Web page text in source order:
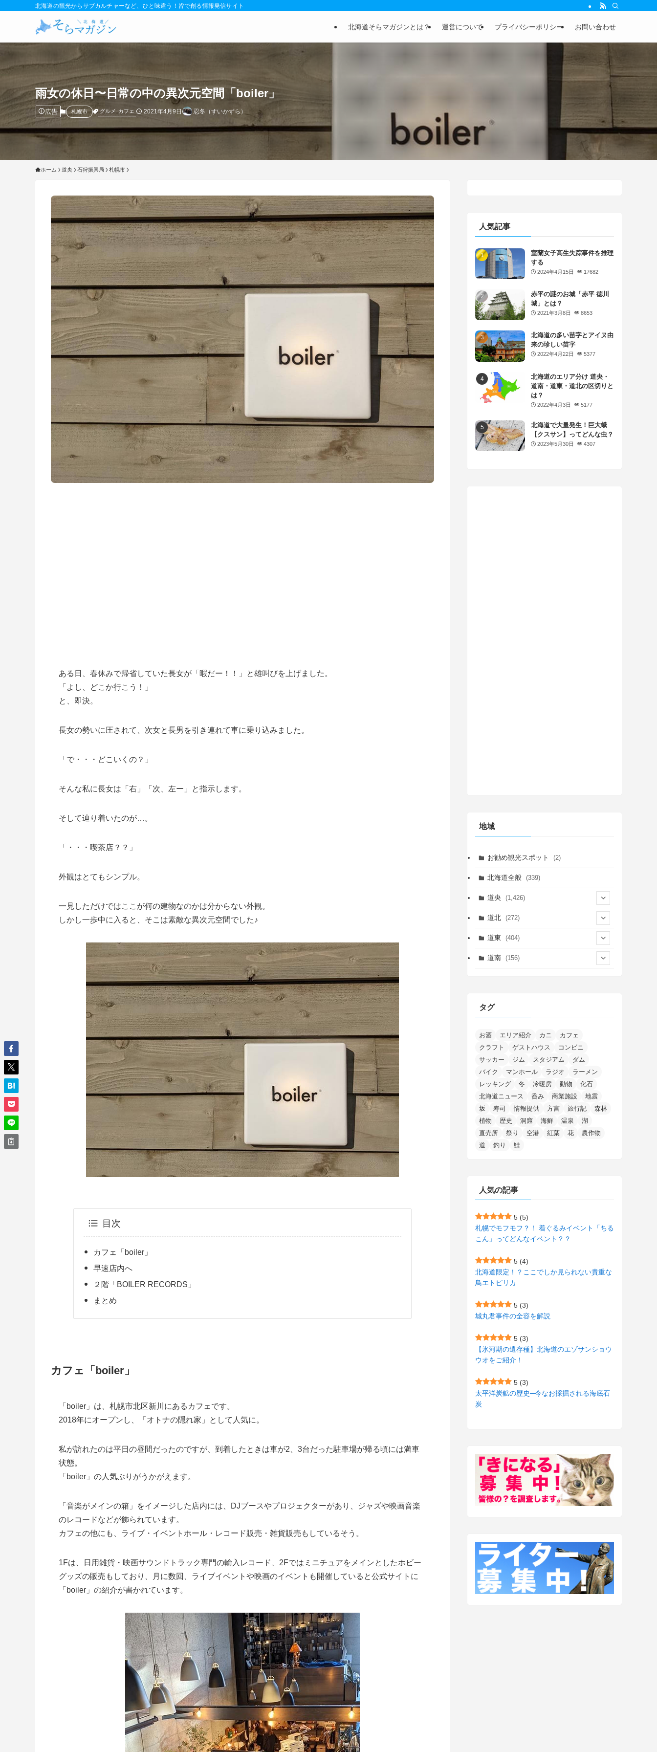
北海道の観光からサブカルチャーなど、ひと味違う！皆で創る情報発信サイト
北海道そらマガジンとは？ 運営について プライバシーポリシー お問い合わせ
雨女の休日〜日常の中の異次元空間「boiler」
広告 札幌市 グルメ カフェ 2021年4月9日 忍冬（すいかずら）
ホーム 道央 石狩振興局 札幌市
ある日、春休みで帰省していた長女が「暇だー！！」と雄叫びを上げました。
「よし、どこか行こう！」
と、即決。
長女の勢いに圧されて、次女と長男を引き連れて車に乗り込みました。
「で・・・どこいくの？」
そんな私に長女は「右」「次、左ー」と指示します。
そして辿り着いたのが…。
「・・・喫茶店？？」
外観はとてもシンプル。
一見しただけではここが何の建物なのかは分からない外観。
しかし一歩中に入ると、そこは素敵な異次元空間でした♪
目次
カフェ「boiler」
早速店内へ
２階「BOILER RECORDS」
まとめ
カフェ「boiler」
「boiler」は、札幌市北区新川にあるカフェです。
2018年にオープンし、「オトナの隠れ家」として人気に。
私が訪れたのは平日の昼間だったのですが、到着したときは車が2、3台だった駐車場が帰る頃には満車
状態。
「boiler」の人気ぶりがうかがえます。
「音楽がメインの箱」をイメージした店内には、DJブースやプロジェクターがあり、ジャズや映画音楽
のレコードなどが飾られています。
カフェの他にも、ライブ・イベントホール・レコード販売・雑貨販売もしているそう。
1Fは、日用雑貨・映画サウンドトラック専門の輸入レコード、2Fではミニチュアをメインとしたホビー
グッズの販売もしており、月に数回、ライブイベントや映画のイベントも開催していると公式サイトに
「boiler」の紹介が書かれています。
人気記事
室蘭女子高生失踪事件を推理
する
2024年4月15日 17682
赤平の謎のお城「赤平 徳川
城」とは？
2021年3月8日 8653
北海道の多い苗字とアイヌ由
来の珍しい苗字
2022年4月22日 5377
北海道のエリア分け 道央・
道南・道東・道北の区切りと
は？
2022年4月3日 5177
北海道で大量発生！巨大蛾
【クスサン】ってどんな虫？
2023年5月30日 4307
地域
お勧め観光スポット (2)
北海道全般 (339)
道央 (1,426)
(339)
(14)
(11)
(27)
(7)
(21)
(4)
(7)
(2)
(1)
(7)
(10)
(5)
(2)
(72)
(5)
(15)
(9)
(11)
(3)
(15)
(157)
(52)
(3)
(4)
(4)
道北 (272)
(27)
(6)
(5)
(5)
(35)
(11)
(2)
(43)
(5)
(1)
(8)
(5)
(4)
(1)
(10)
(2)
(1)
(8)
(1)
(3)
道東 (404)
(9)
(15)
(2)
(1)
(11)
(12)
(4)
(2)
(3)
(3)
(7)
(5)
(5)
(24)
(3)
(1)
(31)
(7)
(12)
(4)
(27)
(6)
(2)
(1)
(9)
(5)
(8)
(5)
(10)
道南 (156)
(2)
(1)
(96)
(6)
(4)
(1)
(4)
タグ
お酒 エリア紹介 カニ
カフェ
クラフト
ゲストハウス
コンビニ
サッカー
ジム スタジアム
ダム
バイク
マンホール ラジオ
ラーメン
レッキング
冬 冷暖房 動物
化石
北海道ニュース
呑み 商業施設
地震
坂
寿司 情報提供 方言 旅行記
森林
植物
歴史 洞窟 海鮮 温泉
湖
直売所
祭り 空港 紅葉 花
農作物
道
釣り 鮭
人気の記事
5 (5)
札幌でモフモフ？！ 着ぐるみイベント「ちる
こん」ってどんなイベント？？
5 (4)
北海道限定！？ここでしか見られない貴重な
鳥エトピリカ
5 (3)
城丸君事件の全容を解説
5 (3)
【氷河期の遺存種】北海道のエゾサンショウ
ウオをご紹介！
5 (3)
太平洋炭鉱の歴史─今なお採掘される海底石
炭